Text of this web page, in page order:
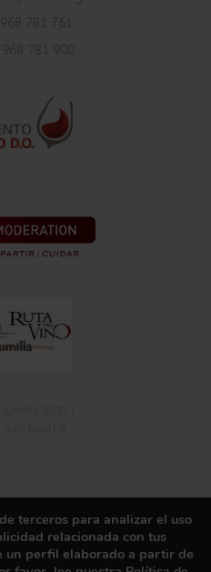
de CookiesAviso Legal
Canal de información
terceros para analizar el uso
relacionada con tus
un perfil elaborado a partir de